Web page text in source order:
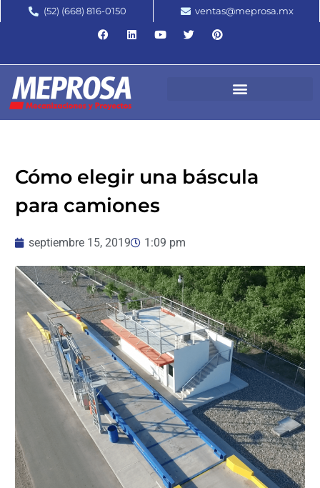
(52) (668) 816-0150 ventas@meprosa.mx
Cómo elegir una báscula
para camiones
septiembre 15, 2019 1:09 pm